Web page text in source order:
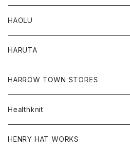
カーディガン
コート
トップス
シャツ
スウェット
レディース
カーディガン
コート
ボトム
パンツ
トップス
Tシャツ
ロンTEE
HAOLU
HARUTA
HARROW TOWN STORES
Healthknit
HENRY HAT WORKS